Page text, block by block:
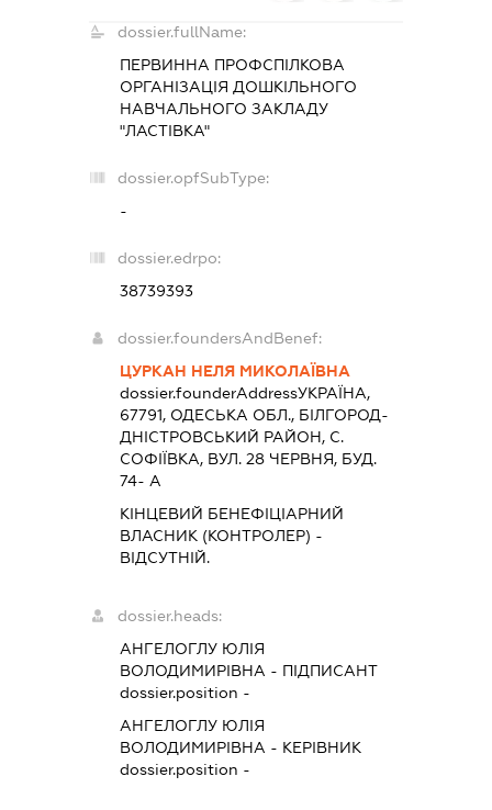
dossier.fullName:
ПЕРВИННА ПРОФСПІЛКОВА
ОРГАНІЗАЦІЯ ДОШКІЛЬНОГО
НАВЧАЛЬНОГО ЗАКЛАДУ
"ЛАСТІВКА"
dossier.opfSubType:
-
dossier.edrpo:
38739393
dossier.foundersAndBenef:
ЦУРКАН НЕЛЯ МИКОЛАЇВНА
dossier.founderAddressУКРАЇНА,
67791, ОДЕСЬКА ОБЛ., БIЛГОРОД-
ДНIСТРОВСЬКИЙ РАЙОН, С.
СОФІЇВКА, ВУЛ. 28 ЧЕРВНЯ, БУД.
74- А
КІНЦЕВИЙ БЕНЕФІЦІАРНИЙ
ВЛАСНИК (КОНТРОЛЕР) -
ВІДСУТНІЙ.
dossier.heads:
АНГЕЛОГЛУ ЮЛІЯ
ВОЛОДИМИРІВНА - ПІДПИСАНТ
dossier.position -
АНГЕЛОГЛУ ЮЛІЯ
ВОЛОДИМИРІВНА - КЕРІВНИК
dossier.position -